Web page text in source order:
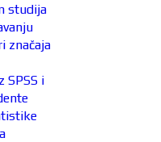
studija
značaja
SPSS i